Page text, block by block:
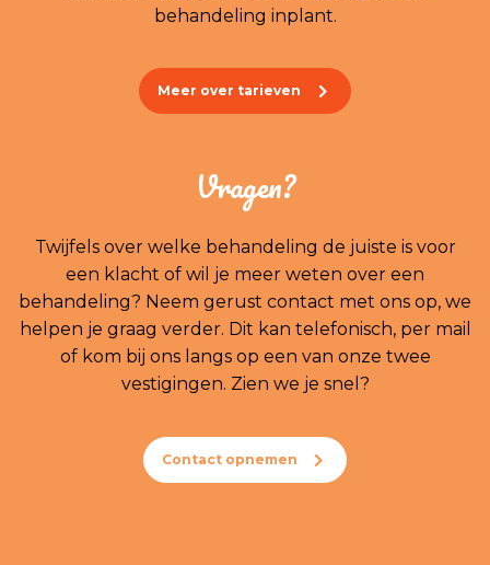
behandeling inplant.
Meer over tarieven
Vragen?
Twijfels over welke behandeling de juiste is voor
een klacht of wil je meer weten over een
behandeling? Neem gerust contact met ons op, we
helpen je graag verder. Dit kan telefonisch, per mail
of kom bij ons langs op een van onze twee
vestigingen. Zien we je snel?
Contact opnemen